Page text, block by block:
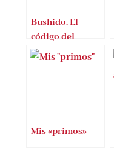
Bushido. El
código del
samurai
Mis «primos»